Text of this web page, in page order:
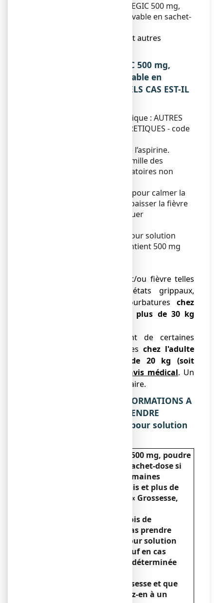
5. Comment conserver ASPEGIC 500 mg,
poudre pour solution buvable en sachet-
6. Contenu de l’emballage et autres
1. QU’EST-CE QUE ASPEGIC 500 mg,
poudre pour solution buvable en
sachet-dose ET DANS QUELS CAS EST-IL
Classe pharmacothérapeutique : AUTRES
ANALGESIQUES ET ANTIPYRETIQUES - code
Ce médicament contient de l’aspirine.
L’aspirine appartient à la famille des
médicaments anti-inflammatoires non
L’aspirine peut être utilisée pour calmer la
douleur (antalgique), faire baisser la fièvre
(antipyrétique) et/ou diminuer
ASPEGIC 500 mg, poudre pour solution
buvable en sachet-dose contient 500 mg
● En cas de douleur et/ou fièvre telles
que maux de tête, états grippaux,
douleurs dentaires, courbatures chez
l'adulte et l'enfant de plus de 30 kg
● Dans le traitement de certaines
affections rhumatismales chez l'adulte
et l'enfant de plus de 20 kg (soit
après avis médical. Un
suivi médical est nécessaire.
2. QUELLES SONT LES INFORMATIONS A
CONNAITRE AVANT DE PRENDRE
ASPEGIC 500 mg, poudre pour solution
Ne prenez jamais ASPEGIC 500 mg, poudre
pour solution buvable en sachet-dose si
vous êtes enceinte de 24 semaines
d’aménorrhée et plus (6 mois et plus de
grossesse) (voir ci-dessous « Grossesse,
Au cours des 5 premiers mois de
grossesse, vous ne devez pas prendre
ASPEGIC 500 mg, poudre pour solution
buvable en sachet-dose, sauf en cas
d’absolue nécessité qui est déterminée
Si vous envisagez une grossesse et que
vous prenez un AINS, parlez-en à un